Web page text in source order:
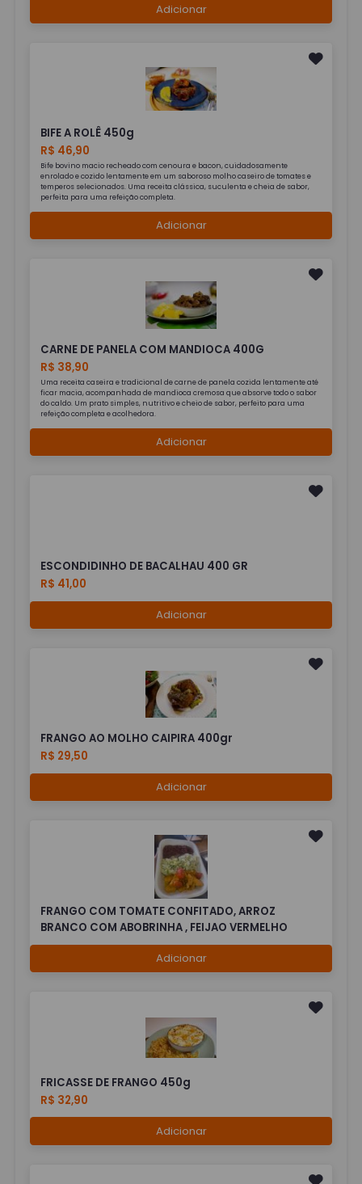
Adicionar
BIFE A ROLÊ 450g
R$ 46,90
Bife bovino macio recheado com cenoura e bacon, cuidadosamente
enrolado e cozido lentamente em um saboroso molho caseiro de tomates e
temperos selecionados. Uma receita clássica, suculenta e cheia de sabor,
perfeita para uma refeição completa.
Adicionar
CARNE DE PANELA COM MANDIOCA 400G
R$ 38,90
Uma receita caseira e tradicional de carne de panela cozida lentamente até
ficar macia, acompanhada de mandioca cremosa que absorve todo o sabor
do caldo. Um prato simples, nutritivo e cheio de sabor, perfeito para uma
refeição completa e acolhedora.
Adicionar
ESCONDIDINHO DE BACALHAU 400 GR
R$ 41,00
Adicionar
FRANGO AO MOLHO CAIPIRA 400gr
R$ 29,50
Adicionar
FRANGO COM TOMATE CONFITADO, ARROZ
BRANCO COM ABOBRINHA , FEIJAO VERMELHO
Adicionar
FRICASSE DE FRANGO 450g
R$ 32,90
Adicionar